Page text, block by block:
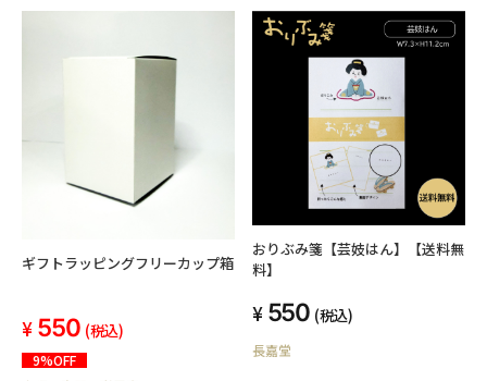
ギフトラッピングフリーカップ箱
550 (税込)
9%OFF
おりぶみ箋【芸妓はん】【送料無
料】
550 (税込)
長嘉堂